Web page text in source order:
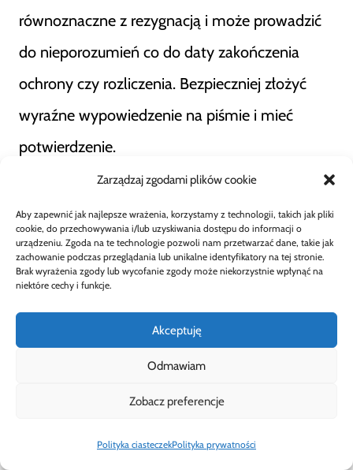
Zarządzaj zgodami plików cookie
Aby zapewnić jak najlepsze wrażenia, korzystamy z technologii, takich jak pliki
cookie, do przechowywania i/lub uzyskiwania dostępu do informacji o
urządzeniu. Zgoda na te technologie pozwoli nam przetwarzać dane, takie jak
zachowanie podczas przeglądania lub unikalne identyfikatory na tej stronie.
Brak wyrażenia zgody lub wycofanie zgody może niekorzystnie wpłynąć na
niektóre cechy i funkcje.
Akceptuję
Odmawiam
Zobacz preferencje
Polityka ciasteczekPolityka prywatności
równoznaczne z rezygnacją i może prowadzić
do nieporozumień co do daty zakończenia
ochrony czy rozliczenia. Bezpieczniej złożyć
wyraźne wypowiedzenie na piśmie i mieć
potwierdzenie.
Ile czasu ma ubezpieczyciel na
zwrot pieniędzy?
Termin wypłaty zwrotu składki lub wartości
wykupu określa OWU. Jeśli ubezpieczyciel
zwleka lub potrąca kwoty, których nie
skorzystaj z pomocy Rzecznika Finansowego.